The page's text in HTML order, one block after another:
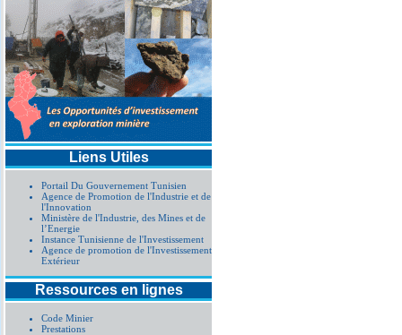
Liens Utiles
Portail Du Gouvernement Tunisien
Agence de Promotion de l'Industrie et de
l'Innovation
Ministère de l'Industrie, des Mines et de
l’Energie
Instance Tunisienne de l'Investissement
Agence de promotion de l'Investissement
Extérieur
Ressources en lignes
Code Minier
Prestations